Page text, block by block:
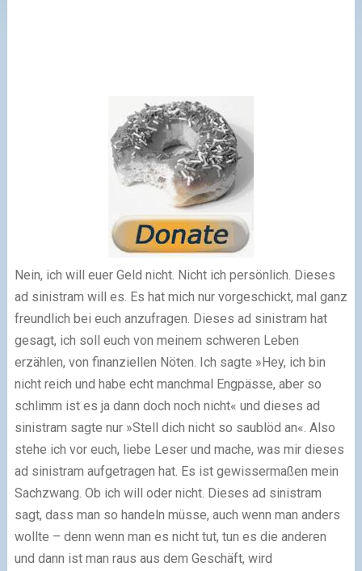
Nein, ich will euer Geld nicht. Nicht ich persönlich. Dieses
ad sinistram will es. Es hat mich nur vorgeschickt, mal ganz
freundlich bei euch anzufragen. Dieses ad sinistram hat
gesagt, ich soll euch von meinem schweren Leben
erzählen, von finanziellen Nöten. Ich sagte »Hey, ich bin
nicht reich und habe echt manchmal Engpässe, aber so
schlimm ist es ja dann doch noch nicht« und dieses ad
sinistram sagte nur »Stell dich nicht so saublöd an«. Also
stehe ich vor euch, liebe Leser und mache, was mir dieses
ad sinistram aufgetragen hat. Es ist gewissermaßen mein
Sachzwang. Ob ich will oder nicht. Dieses ad sinistram
sagt, dass man so handeln müsse, auch wenn man anders
wollte – denn wenn man es nicht tut, tun es die anderen
und dann ist man raus aus dem Geschäft, wird